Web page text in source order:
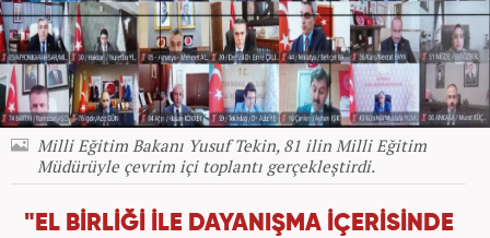
Milli Eğitim Bakanı Yusuf Tekin, 81 ilin Milli Eğitim
Müdürüyle çevrim içi toplantı gerçekleştirdi.
"EL BİRLİĞİ İLE DAYANIŞMA İÇERİSİNDE